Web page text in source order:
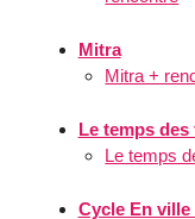
Mitra
Mitra +
Le temps des
Le temps
Cycle En ville